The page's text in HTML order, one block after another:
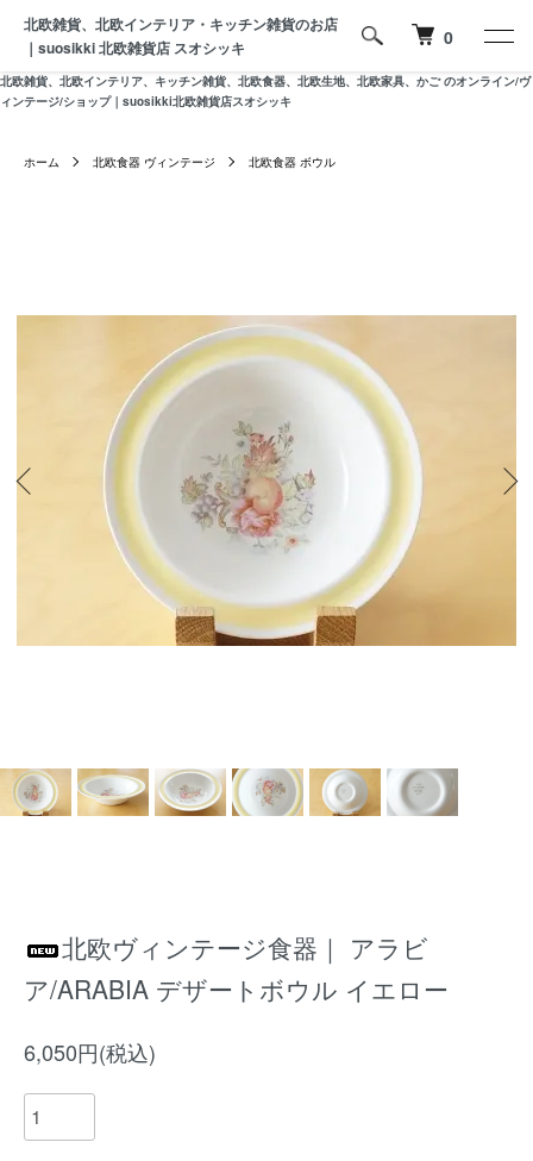
北欧雑貨、北欧インテリア、キッチン雑貨、北欧食器、北欧生地、北欧家具、かご のオンライン/ヴ
ィンテージ/ショップ｜suosikki北欧雑貨店スオシッキ
北欧雑貨、北欧インテリア・キッチン雑貨のお店
｜suosikki 北欧雑貨店 スオシッキ
0
ホーム 北欧食器 ヴィンテージ 北欧食器 ボウル
北欧ヴィンテージ食器｜ アラビ
ア/ARABIA デザートボウル イエロー
6,050円(税込)